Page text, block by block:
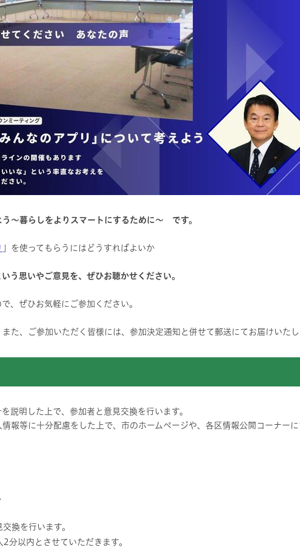
う～暮らしをよりスマートにするために～ です。
」を使ってもらうにはどうすればよいか
う思いやご意見を、ぜひお聴かせください。
、ぜひお気軽にご参加ください。
た、ご参加いただく皆様には、参加決定通知と併せて郵送にてお届けいたし
説明した上で、参加者と意見交換を行います。
報等に十分配慮をした上で、市のホームページや、各区情報公開コーナーに
換を行います。
分以内とさせていただきます。